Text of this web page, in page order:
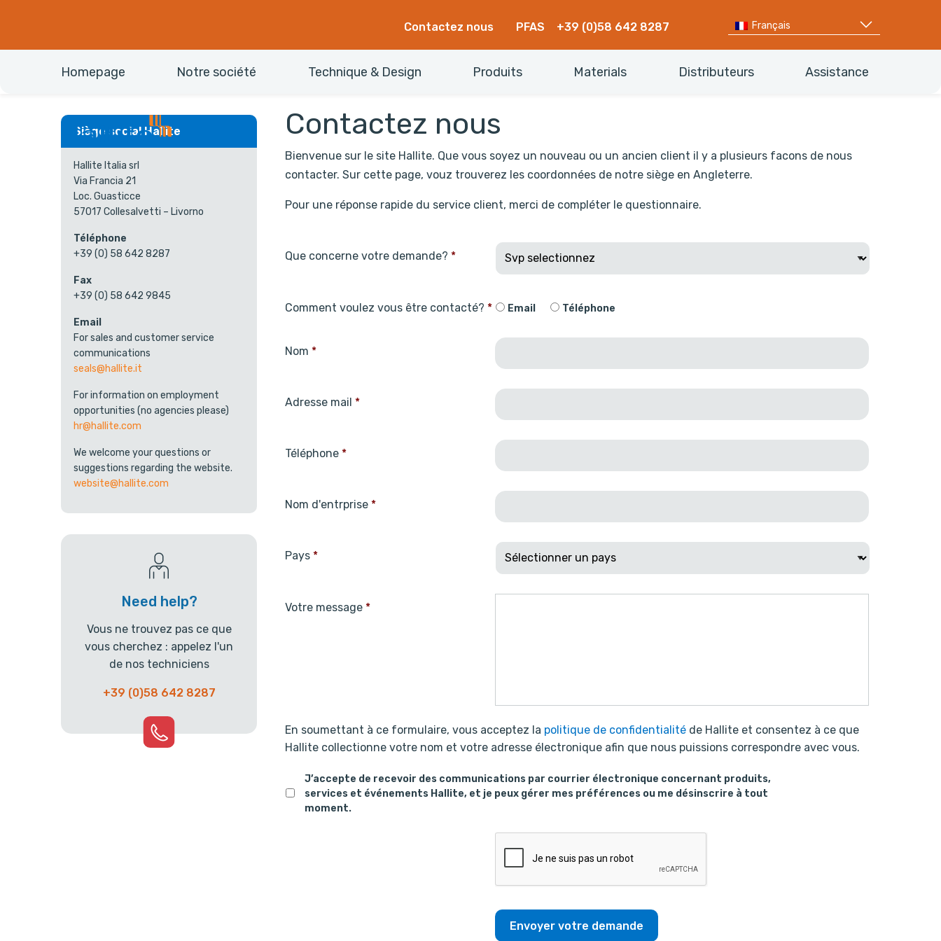
Contactez nous PFAS +39 (0)58 642 8287 Français
Homepage Notre société Technique & Design Produits Materials Distributeurs Assistance
Contactez nous
Bienvenue sur le site Hallite. Que vous soyez un nouveau ou un ancien client il y a plusieurs facons de nous
contacter. Sur cette page, vouz trouverez les coordonnées de notre siège en Angleterre.
Pour une réponse rapide du service client, merci de compléter le questionnaire.
Que concerne votre demande? *
Comment voulez vous être contacté? * Email Téléphone
Nom *
Adresse mail *
Téléphone *
Nom d'entrprise *
Pays *
Votre message *
En soumettant à ce formulaire, vous acceptez la politique de confidentialité de Hallite et consentez à ce que
Hallite collectionne votre nom et votre adresse électronique afin que nous puissions correspondre avec vous.
J’accepte de recevoir des communications par courrier électronique concernant produits,
services et événements Hallite, et je peux gérer mes préférences ou me désinscrire à tout
moment.
Siège social Hallite
Hallite Italia srl
Via Francia 21
Loc. Guasticce
57017 Collesalvetti – Livorno
Téléphone
+39 (0) 58 642 8287
Fax
+39 (0) 58 642 9845
Email
For sales and customer service
communications
seals@hallite.it
For information on employment
opportunities (no agencies please)
hr@hallite.com
We welcome your questions or
suggestions regarding the website.
website@hallite.com
Need help?
Vous ne trouvez pas ce que
vous cherchez : appelez l'un
de nos techniciens
+39 (0)58 642 8287